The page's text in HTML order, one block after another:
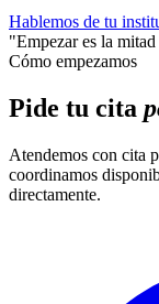
Hablemos de tu
"Empezar es la
Cómo empezamos
Pide tu cita
Atendemos con cita
coordinamos
directamente.